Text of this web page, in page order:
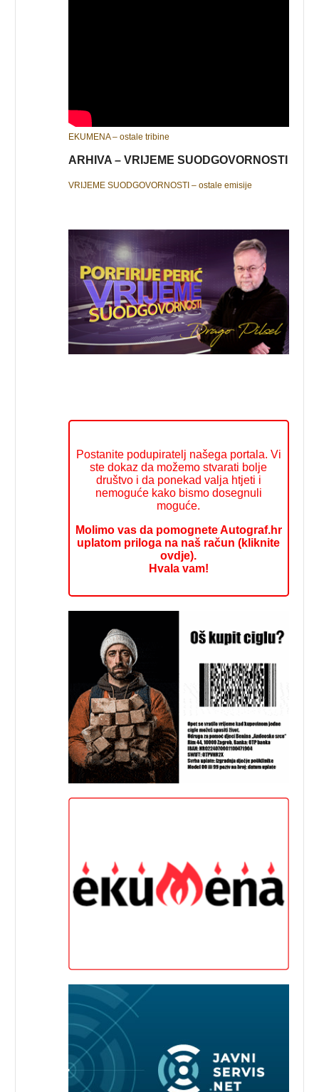
EKUMENA – ostale tribine
ARHIVA – VRIJEME SUODGOVORNOSTI
VRIJEME SUODGOVORNOSTI – ostale emisije
Postanite podupiratelj našega portala. Vi
ste dokaz da možemo stvarati bolje
društvo i da ponekad valja htjeti i
nemoguće kako bismo dosegnuli
moguće.
Molimo vas da pomognete Autograf.hr
uplatom priloga na naš račun (kliknite
ovdje).
Hvala vam!